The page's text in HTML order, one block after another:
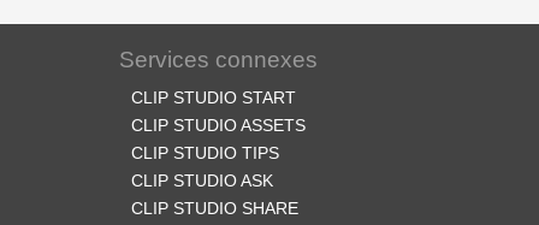
Services connexes
CLIP STUDIO START
CLIP STUDIO ASSETS
CLIP STUDIO TIPS
CLIP STUDIO ASK
CLIP STUDIO SHARE